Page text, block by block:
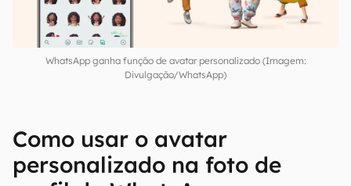
WhatsApp ganha função de avatar personalizado (Imagem:
Divulgação/WhatsApp)
Como usar o avatar
personalizado na foto de